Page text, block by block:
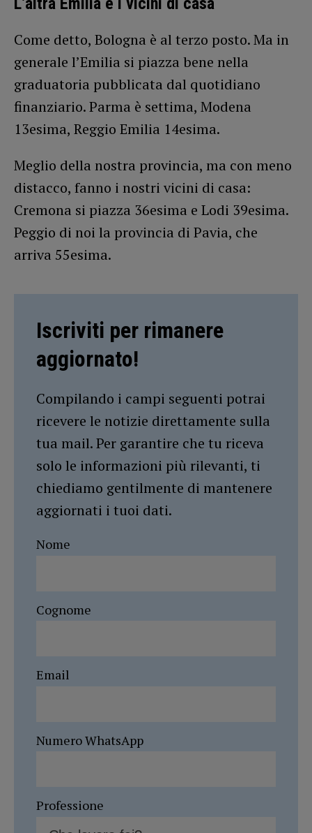
Come detto, Bologna è al terzo posto. Ma in
generale l’Emilia si piazza bene nella
graduatoria pubblicata dal quotidiano
finanziario. Parma è settima, Modena
13esima, Reggio Emilia 14esima.
Meglio della nostra provincia, ma con meno
distacco, fanno i nostri vicini di casa:
Cremona si piazza 36esima e Lodi 39esima.
Peggio di noi la provincia di Pavia, che
arriva 55esima.
Iscriviti per rimanere
aggiornato!
Compilando i campi seguenti potrai
ricevere le notizie direttamente sulla
tua mail. Per garantire che tu riceva
solo le informazioni più rilevanti, ti
chiediamo gentilmente di mantenere
aggiornati i tuoi dati.
Nome
Cognome
Email
Numero WhatsApp
Professione